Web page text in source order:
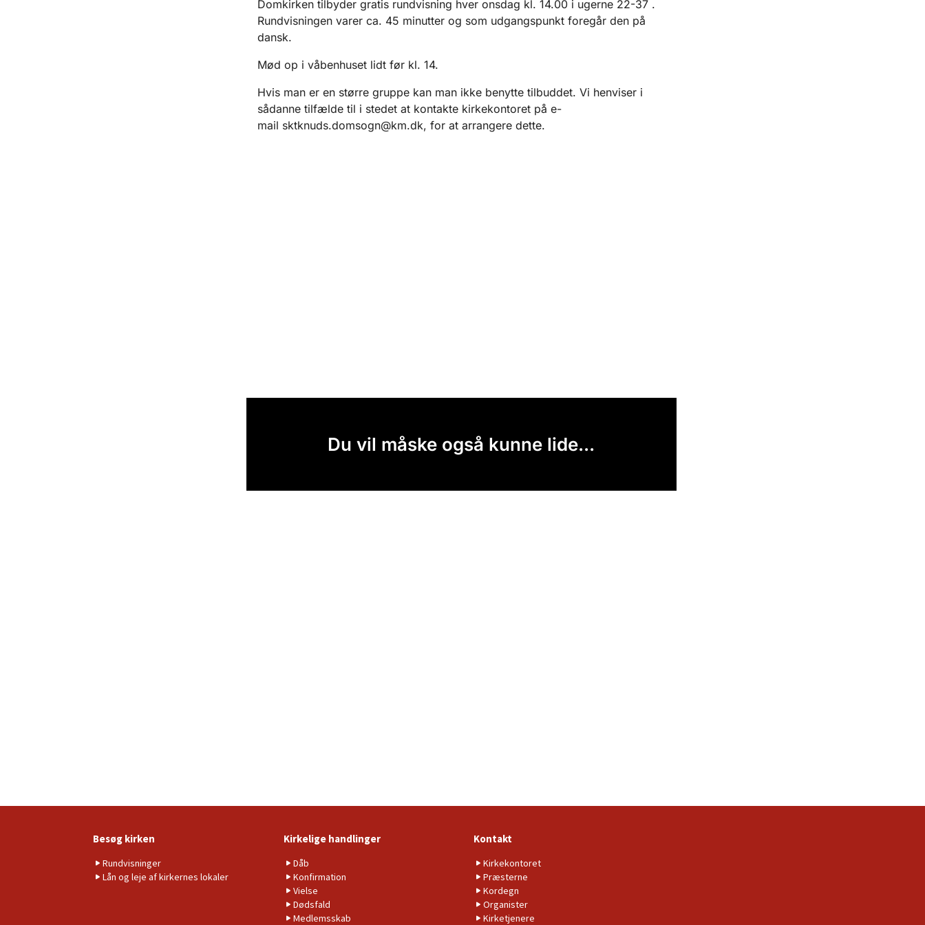
Domkirken tilbyder gratis rundvisning hver onsdag kl. 14.00 i ugerne 22-37 .
Rundvisningen varer ca. 45 minutter og som udgangspunkt foregår den på
dansk.
Mød op i våbenhuset lidt før kl. 14.
Hvis man er en større gruppe kan man ikke benytte tilbuddet. Vi henviser i
sådanne tilfælde til i stedet at kontakte kirkekontoret på e-
mail sktknuds.domsogn@km.dk, for at arrangere dette.
Du vil måske også kunne lide...
Besøg kirken
Rundvisninger
Lån og leje af kirkernes lokaler
Kirkelige handlinger
Dåb
Konfirmation
Vielse
Dødsfald
Medlemsskab
Kontakt
Kirkekontoret
Præsterne
Kordegn
Organister
Kirketjenere